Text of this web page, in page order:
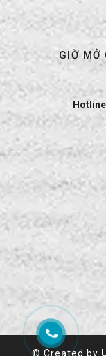
GIỜ
© Created by